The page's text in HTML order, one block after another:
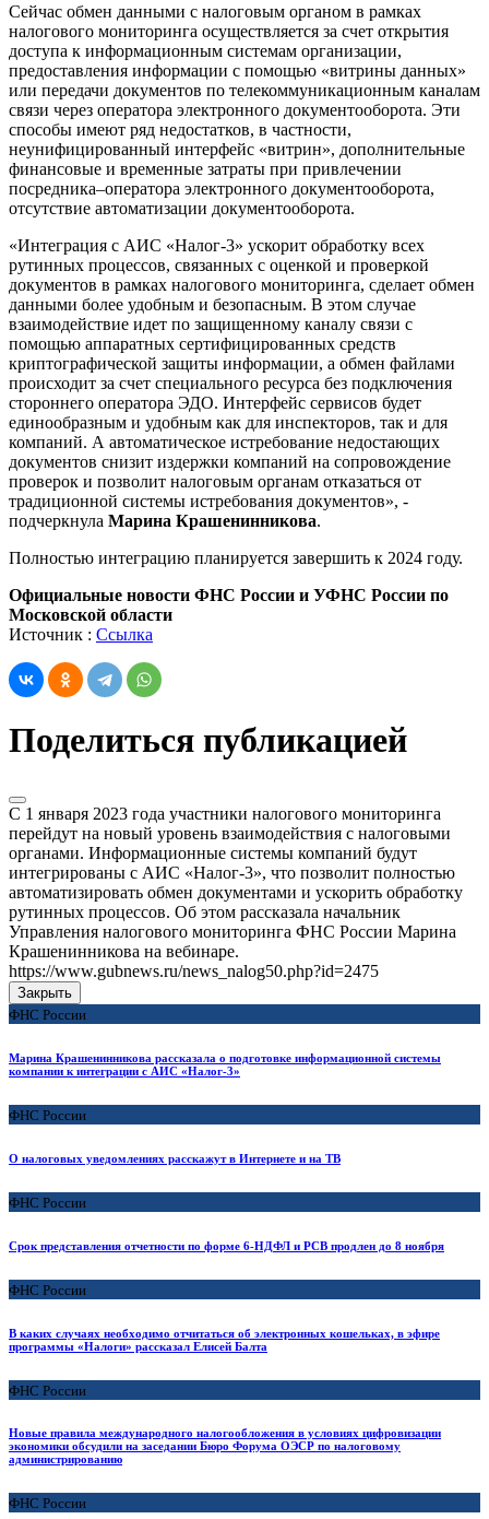
Сейчас обмен данными с налоговым органом в рамках
налогового мониторинга осуществляется за счет открытия
доступа к информационным системам организации,
предоставления информации с помощью «витрины данных»
или передачи документов по телекоммуникационным каналам
связи через оператора электронного документооборота. Эти
способы имеют ряд недостатков, в частности,
неунифицированный интерфейс «витрин», дополнительные
финансовые и временные затраты при привлечении
посредника–оператора электронного документооборота,
отсутствие автоматизации документооборота.
«Интеграция с АИС «Налог-3» ускорит обработку всех
рутинных процессов, связанных с оценкой и проверкой
документов в рамках налогового мониторинга, сделает обмен
данными более удобным и безопасным. В этом случае
взаимодействие идет по защищенному каналу связи с
помощью аппаратных сертифицированных средств
криптографической защиты информации, а обмен файлами
происходит за счет специального ресурса без подключения
стороннего оператора ЭДО. Интерфейс сервисов будет
единообразным и удобным как для инспекторов, так и для
компаний. А автоматическое истребование недостающих
документов снизит издержки компаний на сопровождение
проверок и позволит налоговым органам отказаться от
традиционной системы истребования документов», -
подчеркнула Марина Крашенинникова.
Полностью интеграцию планируется завершить к 2024 году.
Официальные новости ФНС России и УФНС России по
Московской области
Источник : Ссылка
Поделиться публикацией
С 1 января 2023 года участники налогового мониторинга
перейдут на новый уровень взаимодействия с налоговыми
органами. Информационные системы компаний будут
интегрированы с АИС «Налог-3», что позволит полностью
автоматизировать обмен документами и ускорить обработку
рутинных процессов. Об этом рассказала начальник
Управления налогового мониторинга ФНС России Марина
Крашенинникова на вебинаре.
https://www.gubnews.ru/news_nalog50.php?id=2475
Закрыть
ФНС России
Марина Крашенинникова рассказала о подготовке информационной системы
компании к интеграции с АИС «Налог-3»
ФНС России
О налоговых уведомлениях расскажут в Интернете и на ТВ
ФНС России
Срок представления отчетности по форме 6-НДФЛ и РСВ продлен до 8 ноября
ФНС России
В каких случаях необходимо отчитаться об электронных кошельках, в эфире
программы «Налоги» рассказал Елисей Балта
ФНС России
Новые правила международного налогообложения в условиях цифровизации
экономики обсудили на заседании Бюро Форума ОЭСР по налоговому
администрированию
ФНС России